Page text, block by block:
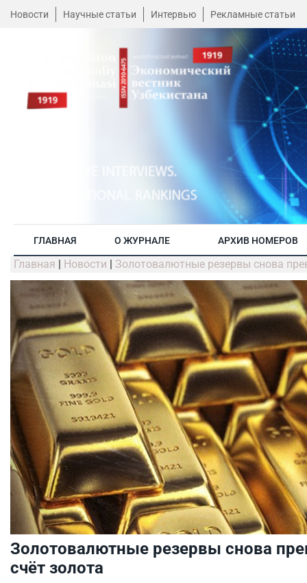
Новости Научные статьи Интервью Рекламные статьи
ГЛАВНАЯ О ЖУРНАЛЕ АРХИВ НОМЕРОВ
Главная | Новости | Золотовалютные резервы снова
Золотовалютные резервы снова
счёт золота